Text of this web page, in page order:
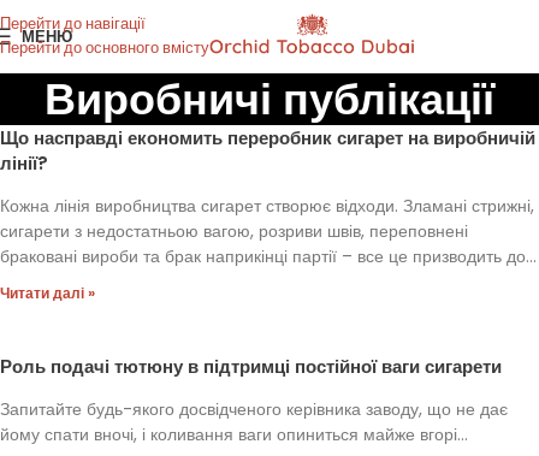
Перейти до навігації
Перейти до основного вмісту
МЕНЮ
Виробничі публікації
Що насправді економить переробник сигарет на виробничій
лінії?
Кожна лінія виробництва сигарет створює відходи. Зламані стрижні,
сигарети з недостатньою вагою, розриви швів, переповнені
браковані вироби та брак наприкінці партії – все це призводить до...
Читати далі »
Роль подачі тютюну в підтримці постійної ваги сигарети
Запитайте будь-якого досвідченого керівника заводу, що не дає
йому спати вночі, і коливання ваги опиниться майже вгорі...